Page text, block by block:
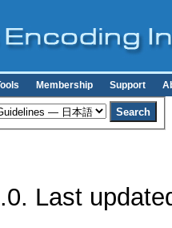
Membership Support
Last